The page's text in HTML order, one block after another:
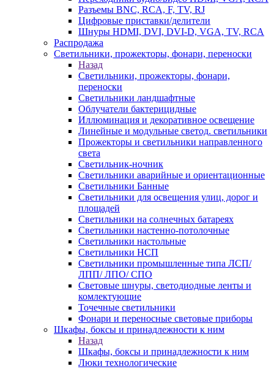
Разъемы BNС, RCA, F, TV, RJ
Цифровые приставки/делители
Шнуры HDMI, DVI, DVI-D, VGA, TV, RCA
Распродажа
Светильники, прожекторы, фонари, переноски
Назад
Светильники, прожекторы, фонари,
переноски
Светильники ландшафтные
Облучатели бактерицидные
Иллюминация и декоративное освещение
Линейные и модульные светод. светильники
Прожекторы и светильники направленного
света
Светильник-ночник
Светильники аварийные и ориентационные
Светильники Банные
Светильники для освещения улиц, дорог и
площадей
Светильники на солнечных батареях
Светильники настенно-потолочные
Светильники настольные
Светильники НСП
Светильники промышленные типа ЛСП/
ЛПП/ ЛПО/ СПО
Световые шнуры, светодиодные ленты и
комлектующие
Точечные светильники
Фонари и переносные световые приборы
Шкафы, боксы и принадлежности к ним
Назад
Шкафы, боксы и принадлежности к ним
Люки технологические